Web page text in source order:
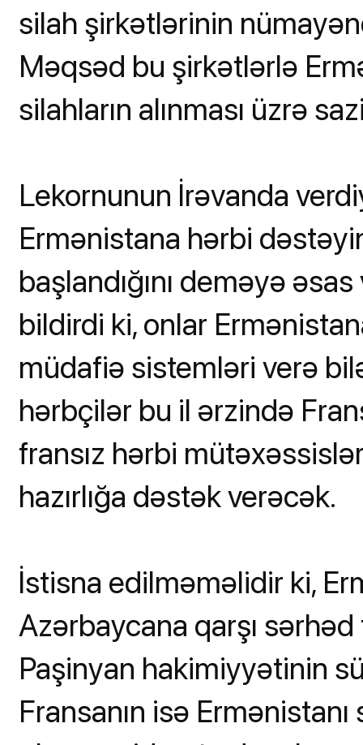
silah şirkətlərinin
Məqsəd bu şirkətlərlə
silahların alınması üzrə
Lekornunun İrəvanda
Ermənistana hərbi
başlandığını deməyə
bildirdi ki, onlar
müdafiə sistemləri verə
hərbçilər bu il ərzində
fransız hərbi
hazırlığa dəstək verəcək.
İstisna edilməməlidir ki,
Azərbaycana qarşı
Paşinyan hakimiyyətinin
Fransanın isə